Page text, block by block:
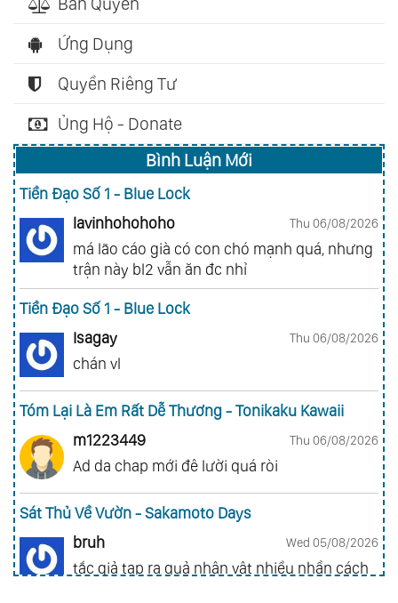
Ứng Dụng
Quyền Riêng Tư
Ủng Hộ - Donate
Bình Luận Mới
Tiền Đạo Số 1 - Blue Lock
lavinhohohoho
Thu 06/08/2026
má lão cáo già có con chó mạnh quá, nhưng
trận này bl2 vẫn ăn đc nhỉ
Tiền Đạo Số 1 - Blue Lock
Isagay
Thu 06/08/2026
chán vl
Tóm Lại Là Em Rất Dễ Thương - Tonikaku Kawaii
m1223449
Thu 06/08/2026
Ad da chap mới đê lười quá ròi
Sát Thủ Về Vườn - Sakamoto Days
bruh
Wed 05/08/2026
tắc giả tạp ra quả nhân vật nhiều nhần cách